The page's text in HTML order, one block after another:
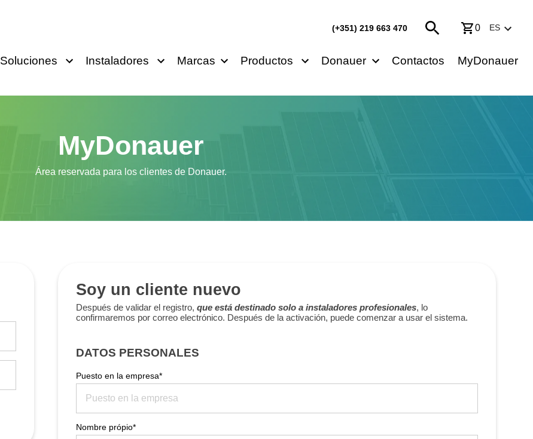
(+351) 219 663 470 0 ES
Soluciones Instaladores Marcas Productos Donauer Contactos MyDonauer
MyDonauer
Área reservada para los clientes de Donauer.
Soy un cliente nuevo
Después de validar el registro, que está destinado solo a instaladores profesionales, lo
confirmaremos por correo electrónico. Después de la activación, puede comenzar a usar el sistema.
DATOS PERSONALES
Puesto en la empresa*
Nombre própio*